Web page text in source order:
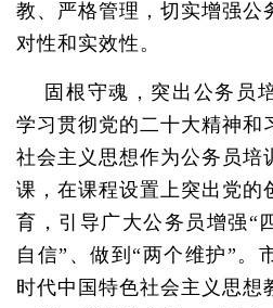
教、严格管理，切实增强公
对性和实效性。
固根守魂，突出公务员
学习贯彻党的二十大精神和
社会主义思想作为公务员培
课，在课程设置上突出党的
育，引导广大公务员增强“
自信”、做到“两个维护”。
时代中国特色社会主义思想